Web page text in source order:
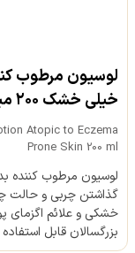
لوسیون مرطوب
خیلی خشک ۲۰۰ میلی لیتر
Atopic to Eczema
Prone Skin 200 ml
لوسیون مرطوب کننده
گذاشتن چربی و حالت
بزرگسالان قابل